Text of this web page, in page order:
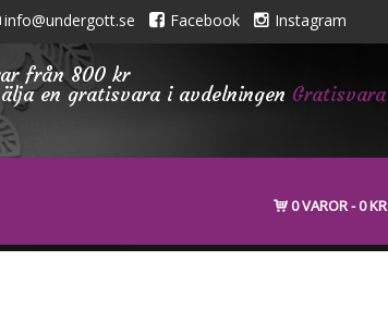
info@undergott.se Facebook Instagram
från 800 kr
en gratisvara i avdelningen Gratisvara
0 VAROR 0 KR